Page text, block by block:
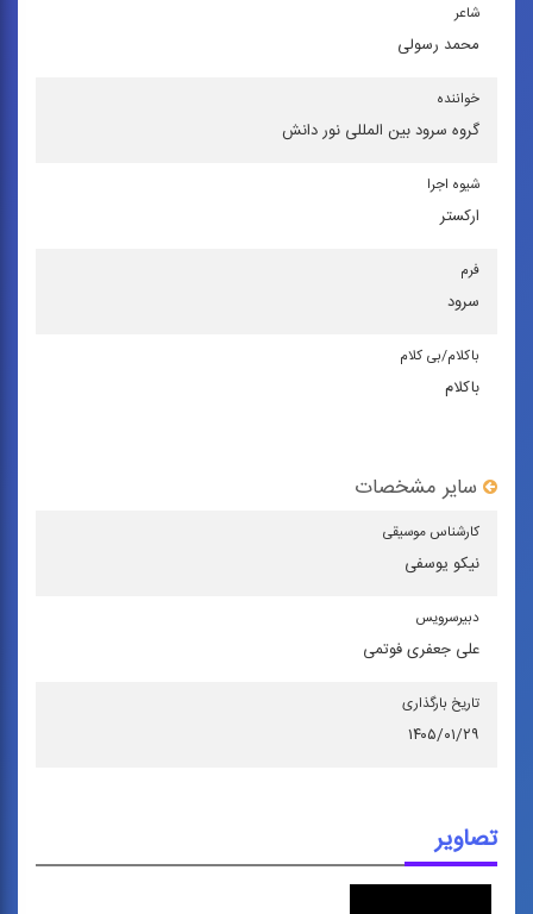
شاعر
محمد رسولی
خواننده
گروه سرود بین المللی نور دانش
شیوه اجرا
اركستر
فرم
سرود
باكلام/بی كلام
باکلام
سایر مشخصات
كارشناس موسیقی
نیکو یوسفی
دبیرسرویس
علی جعفری فوتمی
تاریخ بارگذاری
۱۴۰۵/۰۱/۲۹
تصاویر